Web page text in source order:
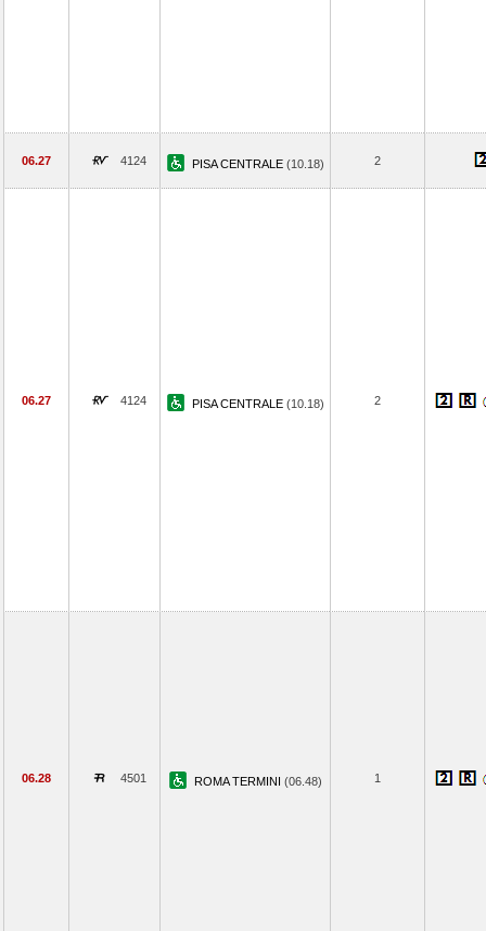
06.27 4124 PISA CENTRALE (10.18) 2
06.27 4124 PISA CENTRALE (10.18) 2
06.28 4501 ROMA TERMINI (06.48) 1